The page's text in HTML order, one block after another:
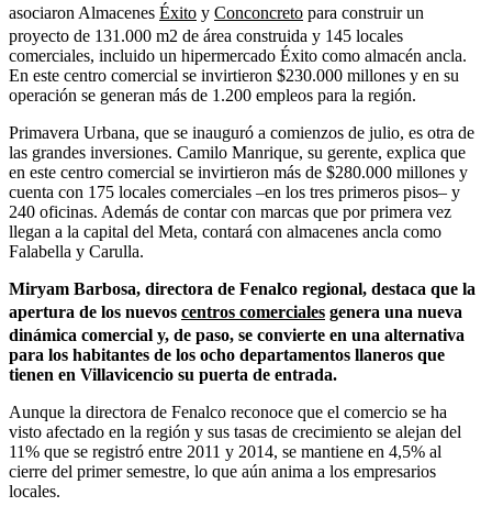
asociaron Almacenes Éxito y Conconcreto para construir un
proyecto de 131.000 m2 de área construida y 145 locales
comerciales, incluido un hipermercado Éxito como almacén ancla.
En este centro comercial se invirtieron $230.000 millones y en su
operación se generan más de 1.200 empleos para la región.
Primavera Urbana, que se inauguró a comienzos de julio, es otra de
las grandes inversiones. Camilo Manrique, su gerente, explica que
en este centro comercial se invirtieron más de $280.000 millones y
cuenta con 175 locales comerciales –en los tres primeros pisos– y
240 oficinas. Además de contar con marcas que por primera vez
llegan a la capital del Meta, contará con almacenes ancla como
Falabella y Carulla.
Miryam Barbosa, directora de Fenalco regional, destaca que la
apertura de los nuevos centros comerciales genera una nueva
dinámica comercial y, de paso, se convierte en una alternativa
para los habitantes de los ocho departamentos llaneros que
tienen en Villavicencio su puerta de entrada.
Aunque la directora de Fenalco reconoce que el comercio se ha
visto afectado en la región y sus tasas de crecimiento se alejan del
11% que se registró entre 2011 y 2014, se mantiene en 4,5% al
cierre del primer semestre, lo que aún anima a los empresarios
locales.